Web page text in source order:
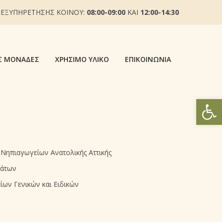
ΚΟΙΝΟΥ: 08:00-09:00 ΚΑΙ 12:00-14:30
ΜΟΝΆΔΕΣ ΧΡΉΣΙΜΟ ΥΛΙΚΌ ΕΠΙΚΟΙΝΩΝΊΑ
Ανατολικής Αττικής
Γενικών και Ειδικών